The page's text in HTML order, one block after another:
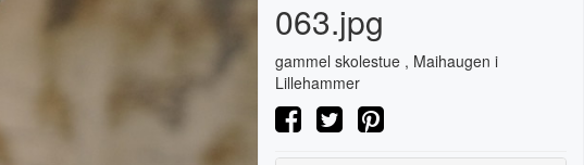
063.jpg
gammel skolestue , Maihaugen i
Lillehammer